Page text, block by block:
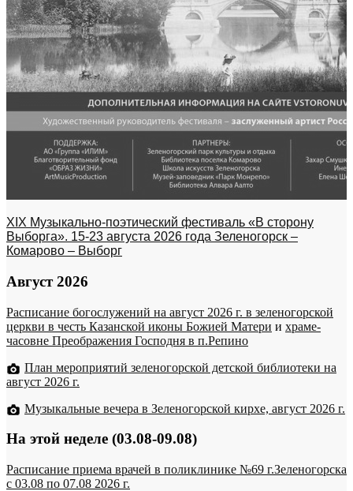
XIX Музыкально-поэтический фестиваль «В сторону
Выборга». 15-23 августа 2026 года Зеленогорск –
Комарово – Выборг
Август 2026
Расписание богослужений на август 2026 г. в зеленогорской
церкви в честь Казанской иконы Божией Матери и храме-
часовне Преображения Господня в п.Репино
План мероприятий зеленогорской детской библиотеки на
август 2026 г.
Музыкальные вечера в Зеленогорской кирхе, август 2026 г.
На этой неделе (03.08-09.08)
Расписание приема врачей в поликлинике №69 г.Зеленогорска
c 03.08 по 07.08 2026 г.